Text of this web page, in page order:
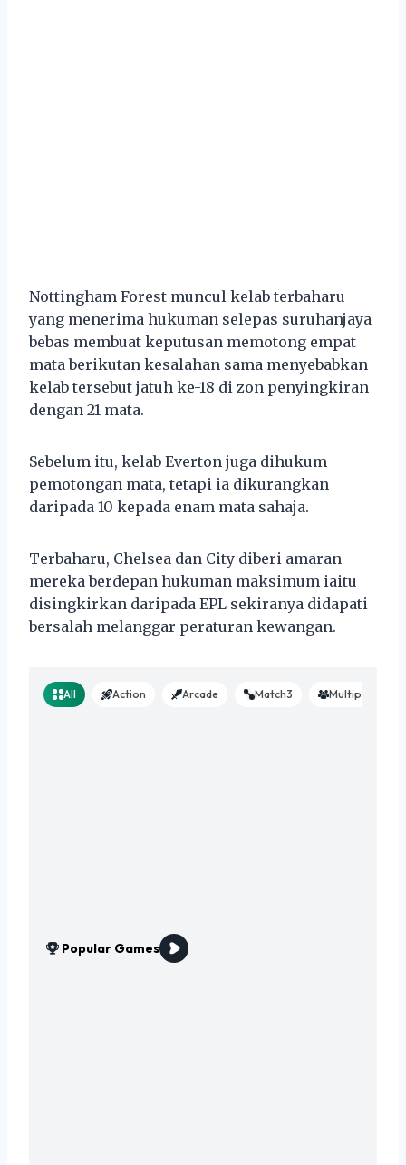
Nottingham Forest muncul kelab terbaharu
yang menerima hukuman selepas suruhanjaya
bebas membuat keputusan memotong empat
mata berikutan kesalahan sama menyebabkan
kelab tersebut jatuh ke-18 di zon penyingkiran
dengan 21 mata.
Sebelum itu, kelab Everton juga dihukum
pemotongan mata, tetapi ia dikurangkan
daripada 10 kepada enam mata sahaja.
Terbaharu, Chelsea dan City diberi amaran
mereka berdepan hukuman maksimum iaitu
disingkirkan daripada EPL sekiranya didapati
bersalah melanggar peraturan kewangan.